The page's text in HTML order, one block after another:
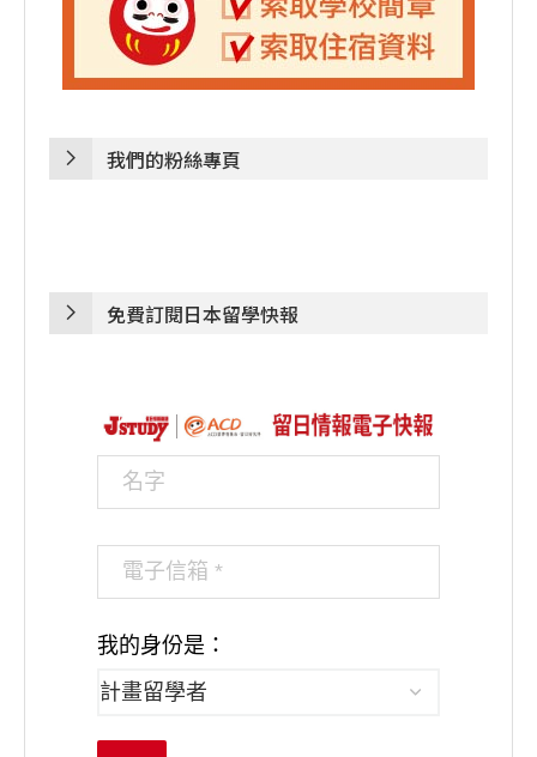
我們的粉絲專頁
免費訂閱日本留學快報
我的身份是：